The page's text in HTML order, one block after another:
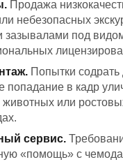
Продажа
небезопасных
зазывалами под
Попытки содрать
попадание в кадр
животных или
сервис.
«помощь» с